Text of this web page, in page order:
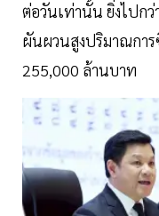
ต่อวันเท่านั้น ยิ่งไปกว่
ผันผวนสูงปริมาณการ
255,000 ล้านบาท